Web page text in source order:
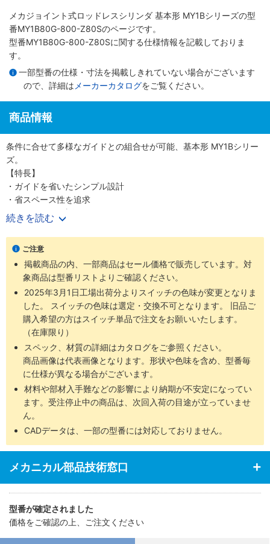
メカジョイント式ロッドレスシリンダ 基本形 MY1Bシリーズの型
番MY1B80G-800-Z80Sのページです。
型番MY1B80G-800-Z80Sに関する仕様情報を記載しておりま
す。
一部型番の仕様・寸法を掲載しきれていない場合がございます
ので、詳細は メーカーカタログをご覧ください。
商品情報
条件に合せて多様なガイドとの組合せが可能、基本形 MY1Bシリー
ズ。
【特長】
・ガイドを省いたシンプル設計
・省スペース性を追求
・Φ10～100（直径10～100mm）までのワイドバリエーション
【20-シリーズ 銅系・フッ素系不可仕様】
・銅材質、フッ素材質を嫌う環境での使用に対応
・外形寸法は標準品と同一
続きを読む
ご注意
掲載商品の内、一部商品はセール価格で販売しています。対
象商品は型番リストよりご確認ください。
2025年3月1日工場出荷分よりスイッチの色味が変更となりま
した。 スイッチの色味は選定・交換不可となります。 旧品ご
購入希望の方はスイッチ単品で注文をお願いいたします。
（在庫限り）
スペック、材質の詳細はカタログをご参照ください。
商品画像は代表画像となります。形状や色味を含め、型番毎
に仕様が異なる場合がございます。
材料や部材入手難などの影響により納期が不安定になってい
ます。受注停止中の商品は、次回入荷の目途が立っていませ
ん。
CADデータは、一部の型番には対応しておりません。
メカニカル部品技術窓口
型番が確定されました
価格をご確認の上、ご注文ください